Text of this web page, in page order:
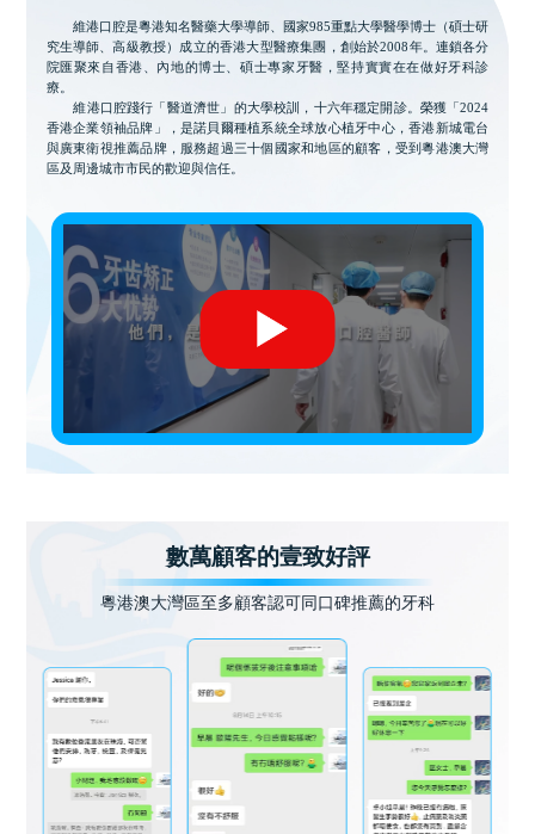
維港口腔是粵港知名醫藥大學導師、國家985重點大學醫學博士（碩士研
究生導師、高級教授）成立的香港大型醫療集團，創始於2008年。連鎖各分
院匯聚來自香港、內地的博士、碩士專家牙醫，堅持實實在在做好牙科診
療。
維港口腔踐行「醫道濟世」的大學校訓，十六年穩定開診。榮獲「2024
香港企業領袖品牌」，是諾貝爾種植系統全球放心植牙中心，香港新城電台
與廣東衛視推薦品牌，服務超過三十個國家和地區的顧客，受到粵港澳大灣
區及周邊城市市民的歡迎與信任。
數萬顧客的壹致好評
粵港澳大灣區至多顧客認可同口碑推薦的牙科